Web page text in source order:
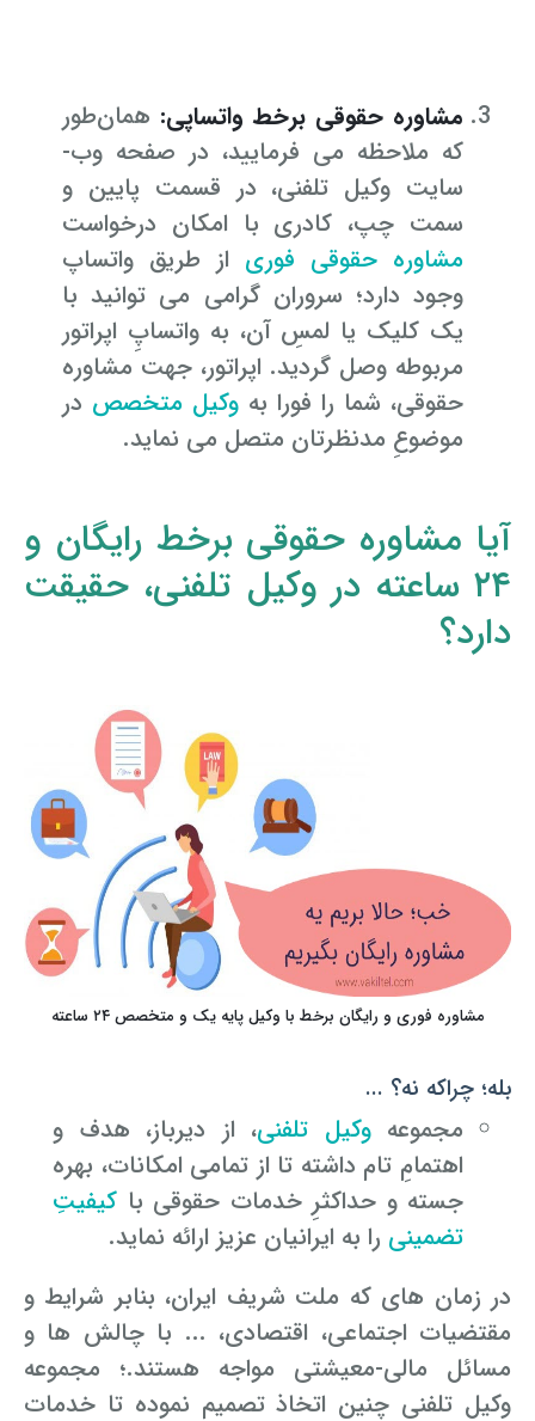
مشاوره حقوقی برخط واتساپی: همان‌طور
که ملاحظه می­ فرمایید، در صفحه وب­
سایت وکیل تلفنی، در قسمت پایین و
سمت چپ، کادری با امکان درخواست
مشاوره حقوقی فوری از طریق واتساپ
وجود دارد؛ سروران گرامی می ­توانید با
یک کلیک یا لمسِ آن، به واتساپِ اپراتور
مربوطه وصل گردید. اپراتور، جهت مشاوره
حقوقی، شما را فورا به وکیل متخصص در
موضوعِ مدنظرتان متصل می ­نماید.
آیا مشاوره حقوقی برخط رایگان و
۲۴ ساعته در وکیل تلفنی، حقیقت
دارد؟
مشاوره فوری و رایگان برخط با وکیل پایه یک و متخصص ۲۴ ساعته
بله؛ چراکه نه؟ ...
مجموعهوکیل تلفنی، از دیرباز، هدف و
اهتمامِ تام داشته تا از تمامی امکانات، بهره
جسته و حداکثرِ خدمات حقوقی با کیفیتِ
تضمینی را به ایرانیان عزیز ارائه نماید.
در زمان ه­ای که ملت شریف ایران، بنابر شرایط و
مقتضیات اجتماعی، اقتصادی، ... با چالش ­ها و
مسائل مالی-معیشتی مواجه هستند.؛ مجموعه
وکیل تلفنی چنین اتخاذ تصمیم نموده تا خدمات